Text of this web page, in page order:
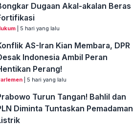
Dugaan Akal-akalan Beras
| 5 hari yang lalu
AS-Iran Kian Membara, DPR
Indonesia Ambil Peran
Perang!
| 5 hari yang lalu
Turun Tangan! Bahlil dan
Diminta Tuntaskan Pemadaman